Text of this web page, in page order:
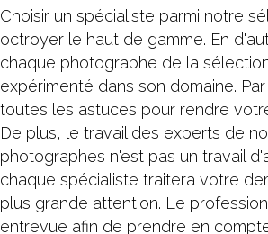
Choisir un spécialiste parmi notre
octroyer le haut de gamme. En
chaque photographe de la
expérimenté dans son domaine.
toutes les astuces pour rendre
De plus, le travail des experts de
photographes n'est pas un travail
chaque spécialiste traitera votre
plus grande attention. Le
entrevue afin de prendre en